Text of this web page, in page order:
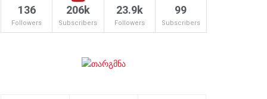
136
Followers
206k
Subscribers
23.9k
Followers
99
Subscribers